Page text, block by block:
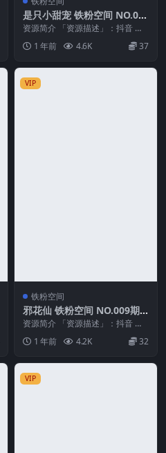
是只小甜宠 铁粉空间 NO.00
3期 最新至：2025.3.24
资源简介 「资源描述」：抖音 是
只小甜宠 铁粉空间 NO.003期 【9
P1V】...
1 年前 4.6K 37
VIP
铁粉空间
邪花仙 铁粉空间 NO.009期
最新至：2025.4.15
资源简介 「资源描述」：抖音 邪
花仙 铁粉空间 NO.009期 【24P】
最新至...
1 年前 4.2K 32
VIP